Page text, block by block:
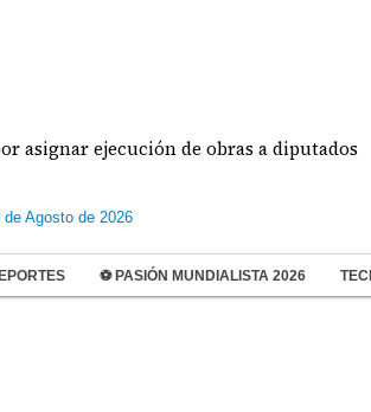
ejecución de obras a diputados
de Agosto de 2026
⚽ PASIÓN MUNDIALISTA 2026